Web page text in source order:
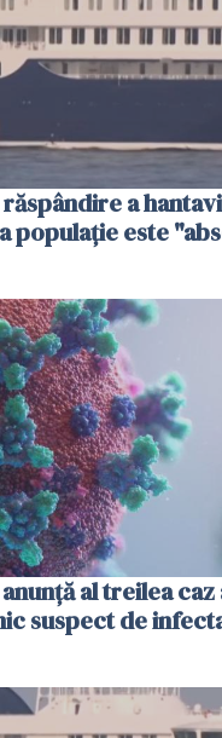
răspândire a
populaţie este
al treilea caz
suspect de